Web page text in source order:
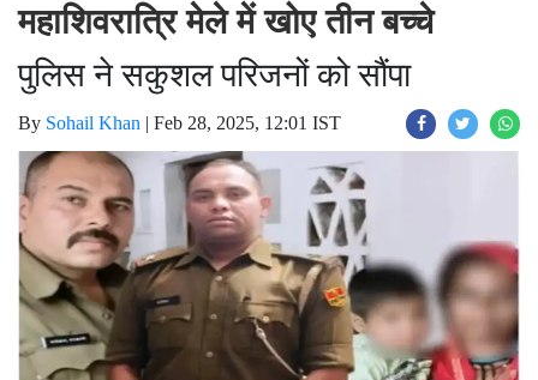
महाशिवरात्रि मेले में खोए तीन बच्चे
पुलिस ने सकुशल परिजनों को सौंपा
By Sohail Khan | Feb 28, 2025, 12:01 IST